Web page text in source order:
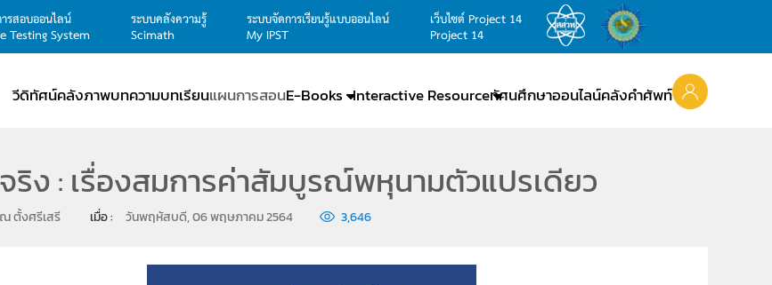
รสอบออนไลน์
Testing System
ระบบคลังความรู้
Scimath
ระบบจัดการเรียนรู้แบบออนไลน์
My IPST
เว็บไซต์ Project 14
Project 14
วีดิทัศน์คลังภาพบทความบทเรียนแผนการสอนE-Books Interactive Resourceทัศนศึกษาออนไลน์คลังคำศัพท์
ริง : เรื่องสมการค่าสัมบูรณ์พหุนามตัวแปรเดียว
ตั้งศรีเสรี เมื่อ : วันพฤหัสบดี, 06 พฤษภาคม 2564 3,646